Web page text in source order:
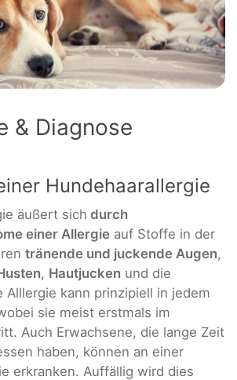
& Diagnose
Hundehaarallergie
äußert sich durch
einer Allergie auf Stoffe in der
tränende und juckende Augen,
, Hautjucken und die
Alllergie kann prinzipiell in jedem
sie meist erstmals im
Auch Erwachsene, die lange Zeit
haben, können an einer
erkranken. Auffällig wird dies